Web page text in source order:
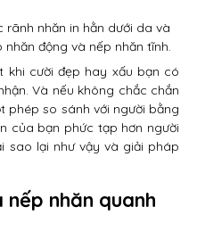
rãnh nhăn in hằn dưới da và
động và nếp nhăn tĩnh.
khi cười đẹp hay xấu bạn có
Và nếu không chắc chắn
phép so sánh với người bằng
của bạn phức tạp hơn người
sao lại như vậy và giải pháp
nhăn quanh